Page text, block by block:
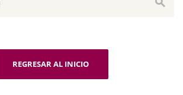
REGRESAR AL INICIO